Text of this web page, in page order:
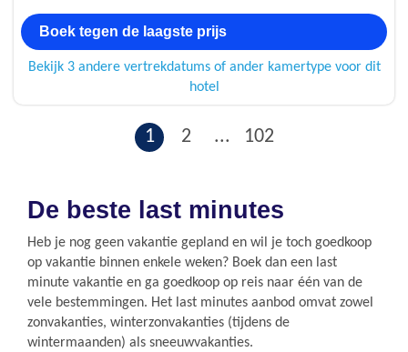
Boek tegen de laagste prijs
Bekijk 3 andere vertrekdatums of ander kamertype voor dit
hotel
1 2 ... 102
De beste last minutes
Heb je nog geen vakantie gepland en wil je toch goedkoop
op vakantie binnen enkele weken? Boek dan een last
minute vakantie en ga goedkoop op reis naar één van de
vele bestemmingen. Het last minutes aanbod omvat zowel
zonvakanties, winterzonvakanties (tijdens de
wintermaanden) als sneeuwvakanties.